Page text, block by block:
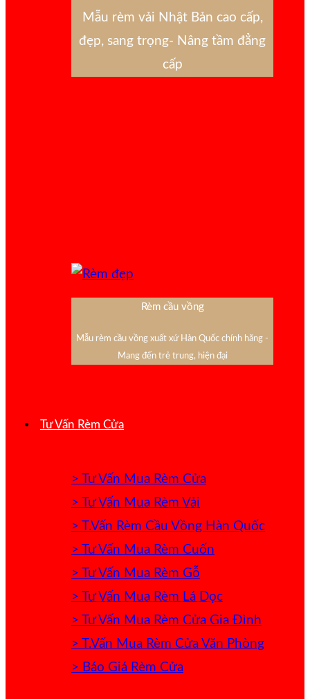
Mẫu rèm vải Nhật Bản cao cấp,
đẹp, sang trọng- Nâng tầm đẳng
cấp
Rèm cầu vồng
Mẫu rèm cầu vồng xuất xứ Hàn Quốc chính hãng -
Mang đến trẻ trung, hiện đại
Tư Vấn Rèm Cửa
> Tư Vấn Mua Rèm Cửa
> Tư Vấn Mua Rèm Vải
> T.Vấn Rèm Cầu Vồng Hàn Quốc
> Tư Vấn Mua Rèm Cuốn
> Tư Vấn Mua Rèm Gỗ
> Tư Vấn Mua Rèm Lá Dọc
> Tư Vấn Mua Rèm Cửa Gia Đình
> T.Vấn Mua Rèm Cửa Văn Phòng
> Báo Giá Rèm Cửa